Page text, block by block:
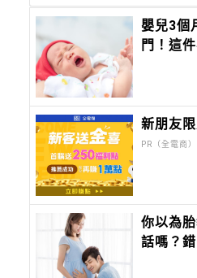
嬰兒3個
門！這
新朋友
PR（全電商）
你以為
話嗎？